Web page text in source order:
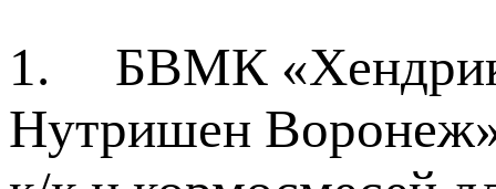
1.
БВМК
Нутришен